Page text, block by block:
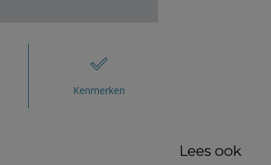
Kenmerken
Lees ook